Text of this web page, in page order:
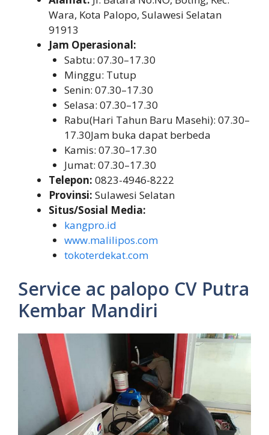
Wara, Kota Palopo, Sulawesi Selatan
91913
Jam Operasional:
Sabtu: 07.30–17.30
Minggu: Tutup
Senin: 07.30–17.30
Selasa: 07.30–17.30
Rabu(Hari Tahun Baru Masehi): 07.30–
17.30Jam buka dapat berbeda
Kamis: 07.30–17.30
Jumat: 07.30–17.30
Telepon: 0823-4946-8222
Provinsi: Sulawesi Selatan
Situs/Sosial Media:
kangpro.id
www.malilipos.com
tokoterdekat.com
Service ac palopo CV Putra
Kembar Mandiri